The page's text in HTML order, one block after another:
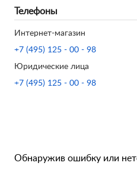
Телефоны
Интернет-магазин
+7 (495) 125 - 00 - 98
Юридические лица
+7 (495) 125 - 00 - 98
Обнаружив ошибку или